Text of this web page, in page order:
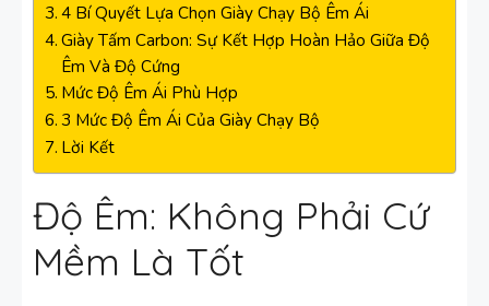
4 Bí Quyết Lựa Chọn Giày Chạy Bộ Êm Ái
Giày Tấm Carbon: Sự Kết Hợp Hoàn Hảo Giữa Độ
Êm Và Độ Cứng
Mức Độ Êm Ái Phù Hợp
3 Mức Độ Êm Ái Của Giày Chạy Bộ
Lời Kết
Độ Êm: Không Phải Cứ
Mềm Là Tốt